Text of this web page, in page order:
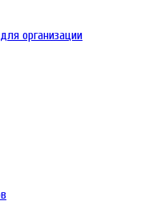
организации